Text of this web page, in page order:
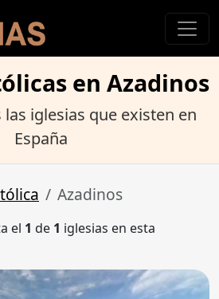
en Azadinos
iglesias que existen en
España
Azadinos
el 1 de 1 iglesias en esta